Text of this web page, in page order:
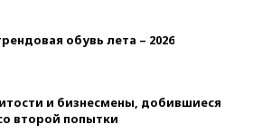
обувь лета – 2026
и бизнесмены, добившиеся
второй попытки